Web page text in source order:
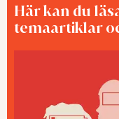
Här kan du
temaartiklar